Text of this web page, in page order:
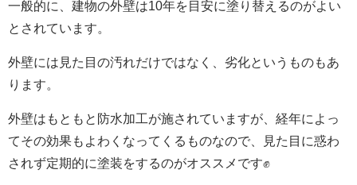
一般的に、建物の外壁は10年を目安に塗り替えるのがよい
とされています。
外壁には見た目の汚れだけではなく、劣化というものもあ
ります。
外壁はもともと防水加工が施されていますが、経年によっ
てその効果もよわくなってくるものなので、
見た目に惑わ
されず定期的に塗装をするのがオススメです✊